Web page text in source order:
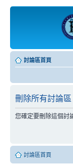
討論區首頁
刪除所有討論
您確定要刪除這個討
討論區首頁